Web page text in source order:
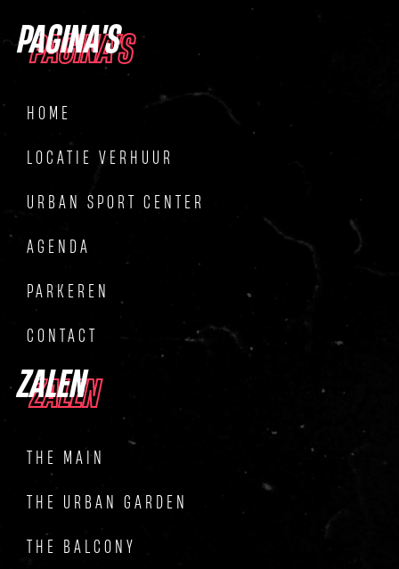
PAGINA'S
PAGINA'S
HOME
LOCATIE VERHUUR
URBAN SPORT CENTER
AGENDA
PARKEREN
CONTACT
ZALEN
ZALEN
THE MAIN
THE URBAN GARDEN
THE BALCONY